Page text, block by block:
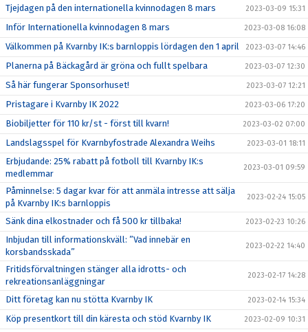
Tjejdagen på den internationella kvinnodagen 8 mars 2023-03-09 15:31
Inför Internationella kvinnodagen 8 mars 2023-03-08 16:08
Välkommen på Kvarnby IK:s barnloppis lördagen den 1 april 2023-03-07 14:46
Planerna på Bäckagård är gröna och fullt spelbara 2023-03-07 12:30
Så här fungerar Sponsorhuset! 2023-03-07 12:21
Pristagare i Kvarnby IK 2022 2023-03-06 17:20
Biobiljetter för 110 kr/st - först till kvarn! 2023-03-02 07:00
Landslagsspel för Kvarnbyfostrade Alexandra Weihs 2023-03-01 18:11
Erbjudande: 25% rabatt på fotboll till Kvarnby IK:s
medlemmar
2023-03-01 09:59
Påminnelse: 5 dagar kvar för att anmäla intresse att sälja
på Kvarnby IK:s barnloppis
2023-02-24 15:05
Sänk dina elkostnader och få 500 kr tillbaka! 2023-02-23 10:26
Inbjudan till informationskväll: ”Vad innebär en
korsbandsskada”
2023-02-22 14:40
Fritidsförvaltningen stänger alla idrotts- och
rekreationsanläggningar
2023-02-17 14:28
Ditt företag kan nu stötta Kvarnby IK 2023-02-14 15:34
Köp presentkort till din käresta och stöd Kvarnby IK 2023-02-09 10:31